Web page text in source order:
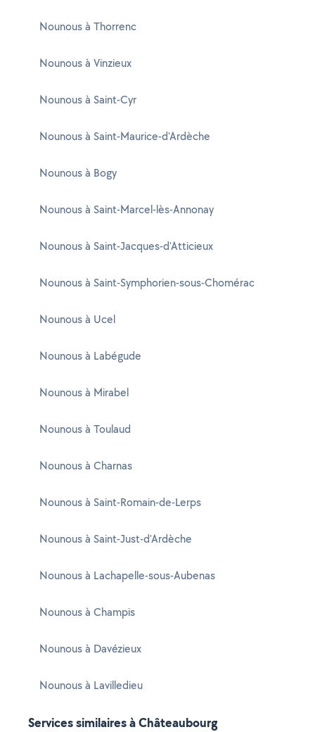
Nounous à Thorrenc
Nounous à Vinzieux
Nounous à Saint-Cyr
Nounous à Saint-Maurice-d'Ardèche
Nounous à Bogy
Nounous à Saint-Marcel-lès-Annonay
Nounous à Saint-Jacques-d'Atticieux
Nounous à Saint-Symphorien-sous-Chomérac
Nounous à Ucel
Nounous à Labégude
Nounous à Mirabel
Nounous à Toulaud
Nounous à Charnas
Nounous à Saint-Romain-de-Lerps
Nounous à Saint-Just-d'Ardèche
Nounous à Lachapelle-sous-Aubenas
Nounous à Champis
Nounous à Davézieux
Nounous à Lavilledieu
Services similaires à Châteaubourg